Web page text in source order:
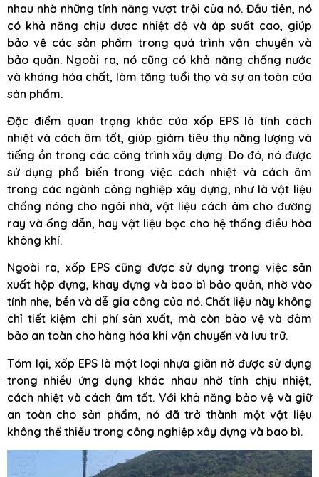
nhau nhờ những tính năng vượt trội của nó. Đầu tiên, nó
có khả năng chịu được nhiệt độ và áp suất cao, giúp
bảo vệ các sản phẩm trong quá trình vận chuyển và
bảo quản. Ngoài ra, nó cũng có khả năng chống nước
và kháng hóa chất, làm tăng tuổi thọ và sự an toàn của
sản phẩm.
Đặc điểm quan trọng khác của xốp EPS là tính cách
nhiệt và cách âm tốt, giúp giảm tiêu thụ năng lượng và
tiếng ồn trong các công trình xây dựng. Do đó, nó được
sử dụng phổ biến trong việc cách nhiệt và cách âm
trong các ngành công nghiệp xây dựng, như là vật liệu
chống nóng cho ngôi nhà, vật liệu cách âm cho đường
ray và ống dẫn, hay vật liệu bọc cho hệ thống điều hòa
không khí.
Ngoài ra, xốp EPS cũng được sử dụng trong việc sản
xuất hộp đựng, khay đựng và bao bì bảo quản, nhờ vào
tính nhẹ, bền và dễ gia công của nó. Chất liệu này không
chỉ tiết kiệm chi phí sản xuất, mà còn bảo vệ và đảm
bảo an toàn cho hàng hóa khi vận chuyển và lưu trữ.
Tóm lại, xốp EPS là một loại nhựa giãn nở được sử dụng
trong nhiều ứng dụng khác nhau nhờ tính chịu nhiệt,
cách nhiệt và cách âm tốt. Với khả năng bảo vệ và giữ
an toàn cho sản phẩm, nó đã trở thành một vật liệu
không thể thiếu trong công nghiệp xây dựng và bao bì.